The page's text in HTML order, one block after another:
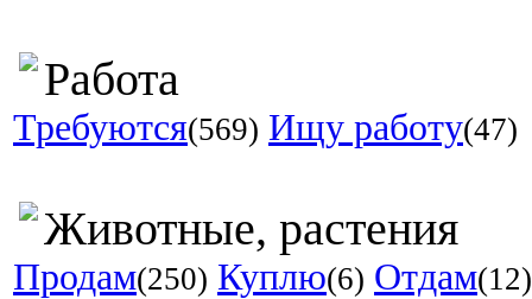
Работа
Требуются(569) Ищу работу(47)
Животные, растения
Продам(250) Куплю(6) Отдам(12)